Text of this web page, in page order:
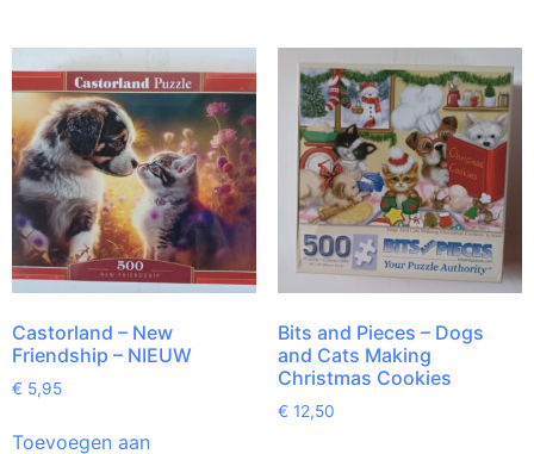
Castorland – New
Friendship – NIEUW
€ 5,95
Toevoegen aan
Bits and Pieces – Dogs
and Cats Making
Christmas Cookies
€ 12,50